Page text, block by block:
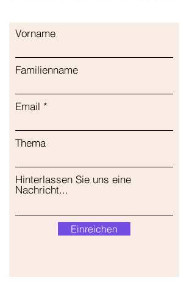
Vorname
Familienname
Email
Thema
Hinterlassen Sie uns eine
Nachricht...
Einreichen